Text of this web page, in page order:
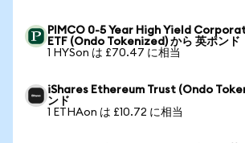
PIMCO 0-5 Year High Yield
ETF (Ondo Tokenized) から 英ポンド
1 HYSon は £70.47 に相当
iShares Ethereum Trust (Ondo
ンド
1 ETHAon は £10.72 に相当